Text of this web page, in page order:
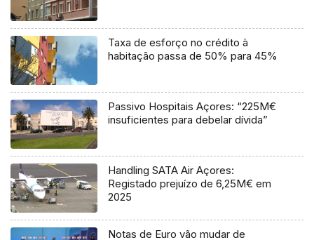
Taxa de esforço no crédito à
habitação passa de 50% para 45%
Passivo Hospitais Açores: “225M€
insuficientes para debelar dívida”
Handling SATA Air Açores:
Registado prejuízo de 6,25M€ em
2025
Notas de Euro vão mudar de